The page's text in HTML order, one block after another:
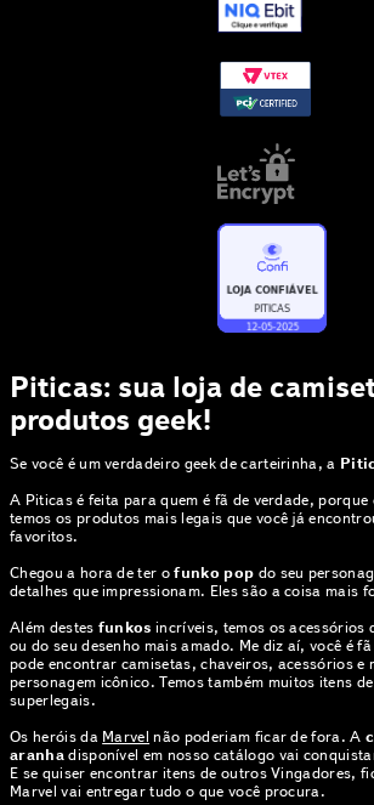
Piticas: sua loja de
produtos geek!
Se você é um verdadeiro geek de carteirinha, a
A Piticas é feita para quem é fã de verdade, porque
temos os produtos mais legais que você já
favoritos.
Chegou a hora de ter ofunko pop do seu
detalhes que impressionam. Eles são a coisa mais
Além destes funkos incríveis, temos os acessórios
ou do seu desenho mais amado. Me diz aí, você é fã
pode encontrar camisetas, chaveiros, acessórios e
personagem icônico. Temos também muitos itens
superlegais.
Os heróis da Marvel não poderiam ficar de fora. A
aranhadisponível em nosso catálogo vai
E se quiser encontrar itens de outros Vingadores,
Marvel vai entregar tudo o que você procura.